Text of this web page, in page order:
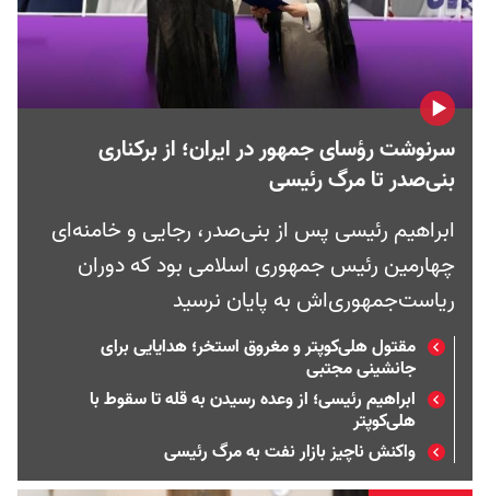
سرنوشت رؤسای جمهور در ایران؛ از برکناری
بنی‌صدر تا مرگ رئیسی
ابراهیم رئیسی پس از بنی‌صدر، رجایی و خامنه‌ای
چهارمین رئیس جمهوری اسلامی بود که دوران
ریاست‌جمهوری‌اش به پایان نرسید
مقتول هلی‌کوپتر و مغروق استخر؛ هدایایی برای
جانشینی مجتبی
ابراهیم رئیسی؛ از وعده رسیدن به قله تا سقوط با
هلی‌کوپتر
واکنش ناچیز بازار نفت به مرگ رئیسی